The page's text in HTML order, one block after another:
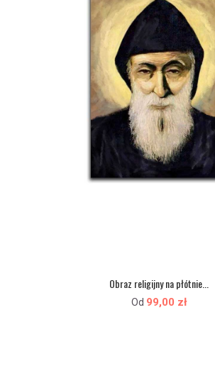
Obraz religijny na płótnie...
Od 99,00 zł